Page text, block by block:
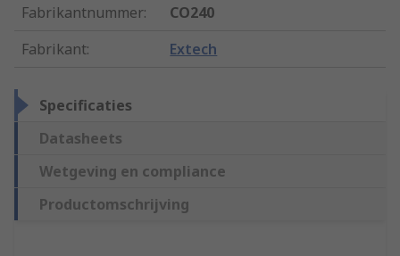
Fabrikantnummer:
CO240
Fabrikant: Extech
Specificaties
Datasheets
Wetgeving en compliance
Productomschrijving